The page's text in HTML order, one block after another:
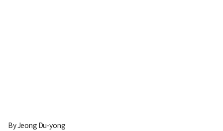
ByJeong Du-yong